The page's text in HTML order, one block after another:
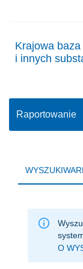
Krajowa
i innych
Raportowanie
O